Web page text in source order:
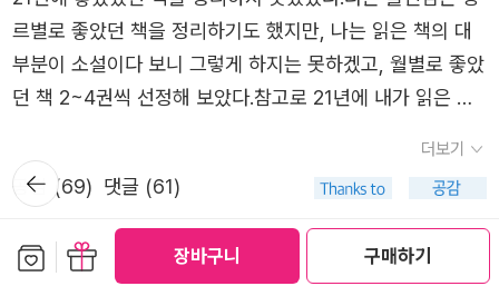
장바구니 구매하기
긴스끼와 럄신이 뒤엉키는 장면은 이 소설에서 절정을 이룬
다. 비르긴스끼의 절규와 럄신의 발작은 도스토옙스키가 묘
사한 급진주의 사상의 민낯이다. 한편, 맡겨진 일(범죄)을 무
심하게 해내는 에르껠의 모습은 극적 대비를 이룬다. 범죄와
인간의 본성을 소름끼치도록 그리는 도스토옙스키의 탁월함
을 확인하는 장면이다. 이 살해에 연루된 인물들은 『죄와
벌』의 라스꼴리니코프, 『까라마조프가의 형제들』의 드미뜨
리, 스메르자코프를 떠올리게 한다. 파괴와 혁명을 논하던
한달 반에 걸친 도 선생 중후기작 여정, 3년 전 읽은 나폴레
옹 평전들을 비롯해 그간 쌓인 유럽사-중앙아시아사 지식
들, 곁에 두고 틈틈히 탐독하는 4복음서, 그리고 지금 함께
원했으니, 더 잘 다가가고, 더 깊이 이해할 수 있게 되길 바
랄 뿐이다.
천재는 요절한다며 자살을 낭만화한 낭만주의자들, 실존주
의자들, 키릴로프라는 유명한 가상인물을 낳은 도스토예프
스키, 세계대전으로 귀결된 이성에 대한 조롱과 반예술을 주
창하며 자살의 릴레이를 낳은 다다이즘, 모더니즘까지 숨쉬
지 않고 달린다. 예술의 속성상 비탄의 언어를 만들어낼 수
밖에 없으므로 상처받기 쉬운 자기 안의 영역을 모두 탐구하
는 것이 예술가이며 이에 모든 죽음의 가능성을 머릿속에서
상징적으로 시행하기에 알베르 카뮈의 말처럼 “자살이란 훌
사상을 비롯해 허무주의, 사회주의 등을 두루 다루고 있다는
점에서 철학 소설로 다양하게 읽힌다.한 작품을 이렇게 다채
로운 시각으로 접근할 수 있다는 것은, 이 작품이 그만큼 다
와 벌』은 범인이 누구인가를 추적해 나가는 과정으로 독자
를 끌어들이지 않는다.첫 장부터 누가, 누구를, 왜, 언제, 어
슨 일이 벌어졌는지가 아니라 그가 ‘왜 그랬는지’ 라스콜니
코프의 동기를 궁금해하고, 그의 심리 변화에 집중하며 작품
벨 아옌데의 <영혼의 집>을 읽고 오래전에 사두었다가 (아
마도 문학동네 북클럽??) 눈에 띄어 읽었다. 영혼의 집처럼
지루할 틈 없는 스토리 전개로 마지막까지 즐겁게 읽었다.
글쎄 이 소설을 무엇이라고 말해야 할까.. 한 사람이 오랜 동
안 집착해왔던 것에 대해 그것을 떨치고 자유롭게 되는 과
정, 다 부질없다? 좀더 일상적인 용어로 표현한다면. ​엘리사:
젊은 날의 불같은 사랑의 호아킨을 찾아 모든 것을 버리고
인생을 건 모험을 하지만 결국 그 사랑이란 것도 한때의 목
표였다는 것을 깨닫는다. 현재가 중요하다!! 현재의 사랑 타
까 롱롱타임어고... 머나먼 은하계의 아득한 저편에서 제국이
발호하고 제다이 기사들이 속절없이 죽어자빠지던.... 그 옛
날.... 책 속에서 길을 찾고, 책 속에서 진리를 찾고자 했던 독
았다. 야심만만가득 동방불패가 절세무공비급 규화보전을
얻어 절차탁마 갈고닦아 무림 최고절정사정 고수가 되기는
떨어지듯 똑!! 떨어지고 말았으니...어쩔것이냐 넓고 단단한
가슴에 굵고 검은털이 수북하고 북슬북슬했던 이가 이제 보
르별로 좋았던 책을 정리하기도 했지만, 나는 읽은 책의 대
부분이 소설이다 보니 그렇게 하지는 못하겠고, 월별로 좋았
던 책 2~4권씩 선정해 보았다.참고로 21년에 내가 읽은 책
aladin.co.kr/782803100/13217204좋았던 책의 선정 기
준은 너무 어렵고, 무거운 책보다는 다른 플친님들에게 추천
하고 싶은 책들, 그리고 나에게 의미 있는 작품 위주로 선정
하였다.1월-1 : 바람의 노래를 들어라 (무라카미 하루키)'완
더보기
공감 (69) 댓글 (61)
새파랑 2021-09-24
뒤로가
기